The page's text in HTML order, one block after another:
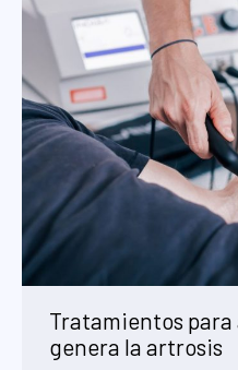
Tratamientos
genera la artrosis